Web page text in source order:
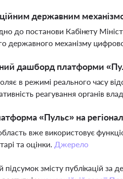
державним
до постанови Кабінету
державного механізму
дашборд платформи
в режимі реального часу
реагування органів
«Пульс» на
вже використовує
та оцінки. Джерело
змісту публікацій